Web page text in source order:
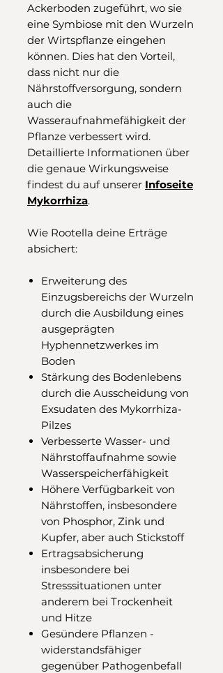
Ackerboden zugeführt, wo sie
eine Symbiose mit den Wurzeln
der Wirtspflanze eingehen
können. Dies hat den Vorteil,
dass nicht nur die
Nährstoffversorgung, sondern
auch die
Wasseraufnahmefähigkeit der
Pflanze verbessert wird.
Detaillierte Informationen über
die genaue Wirkungsweise
findest du auf unserer Infoseite
Mykorrhiza.
Wie Rootella deine Erträge
absichert:
Erweiterung des
Einzugsbereichs der Wurzeln
durch die Ausbildung eines
ausgeprägten
Hyphennetzwerkes im
Boden
Stärkung des Bodenlebens
durch die Ausscheidung von
Exsudaten des Mykorrhiza-
Pilzes
Verbesserte Wasser- und
Nährstoffaufnahme sowie
Wasserspeicherfähigkeit
Höhere Verfügbarkeit von
Nährstoffen, insbesondere
von Phosphor, Zink und
Kupfer, aber auch Stickstoff
Ertragsabsicherung
insbesondere bei
Stresssituationen unter
anderem bei Trockenheit
und Hitze
Gesündere Pflanzen -
widerstandsfähiger
gegenüber Pathogenbefall